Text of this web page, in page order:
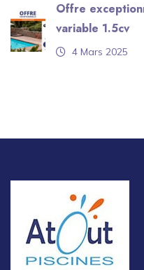
Offre
variable 1.5cv
4 Mars 2025